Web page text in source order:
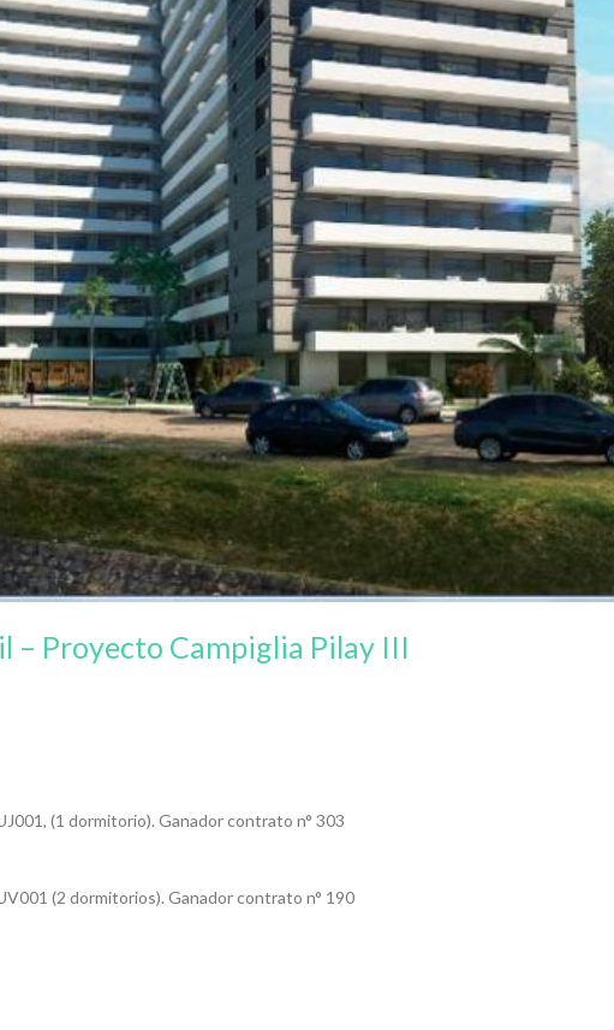
– Proyecto Campiglia Pilay III
(1 dormitorio). Ganador contrato n° 303
(2 dormitorios). Ganador contrato n° 190